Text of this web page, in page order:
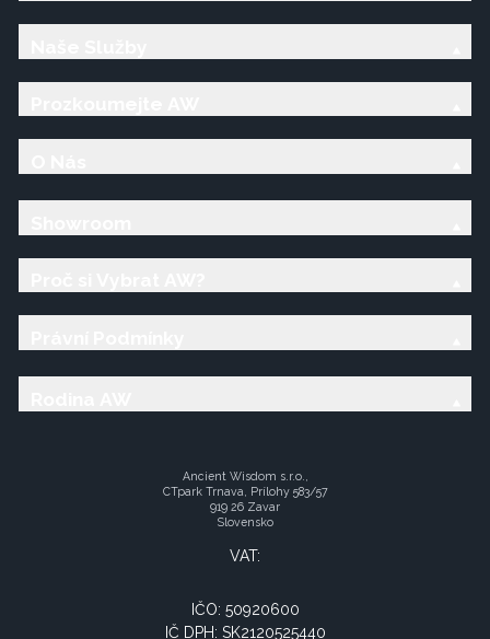
Ancient Wisdom s.r.o.,
CTpark Trnava, Prílohy 583/57
919 26 Zavar
Slovensko
VAT:
IČO: 50920600
IČ DPH: SK2120525440